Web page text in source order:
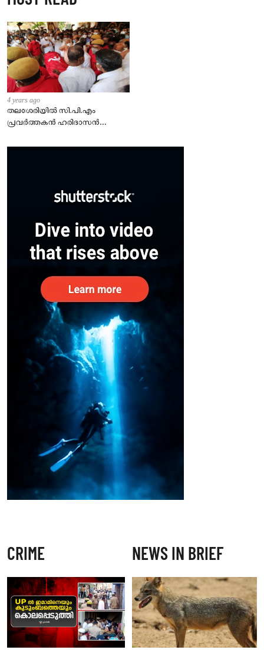
4 years ago
തലശേരിയില്‍ സി.പി.എം
പ്രവര്‍ത്തകന്‍ ഹരിദാസന്‍
ഏഴ്പേര്‍ പിടിയില്‍.
CRIME NEWS IN BRIEF